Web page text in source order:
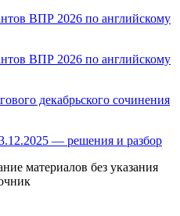
ВПР 2026 по английскому
ВПР 2026 по английскому
декабрьского сочинения
— решения и разбор
материалов без указания